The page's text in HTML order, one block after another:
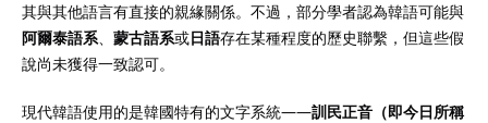
其與其他語言有直接的親緣關係。不過，部分學者認為韓語可能與
阿爾泰語系、 蒙古語系或日語存在某種程度的歷史聯繫，但這些假
說尚未獲得一致認可。
現代韓語使用的是韓國特有的文字系統——訓民正音（即今日所稱